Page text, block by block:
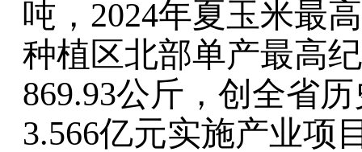
吨， 2024年夏玉米最
种植区北部单产最高
869.93公斤 ， 创全省
3.566亿元实施产业项